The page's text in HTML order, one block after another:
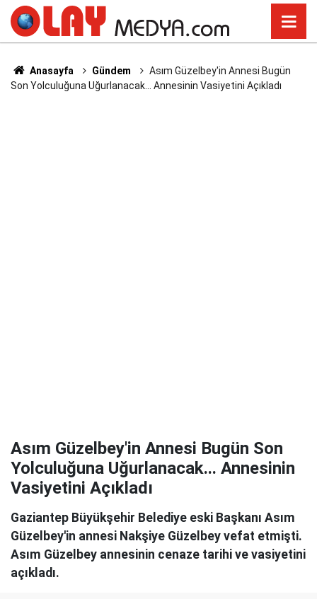
Anasayfa Gündem
Asım Güzelbey'in Annesi Bugün
Son Yolculuğuna Uğurlanacak... Annesinin Vasiyetini Açıkladı
Asım Güzelbey'in Annesi Bugün Son
Yolculuğuna Uğurlanacak... Annesinin
Vasiyetini Açıkladı
Gaziantep Büyükşehir Belediye eski Başkanı Asım
Güzelbey'in annesi Nakşiye Güzelbey vefat etmişti.
Asım Güzelbey annesinin cenaze tarihi ve vasiyetini
açıkladı.